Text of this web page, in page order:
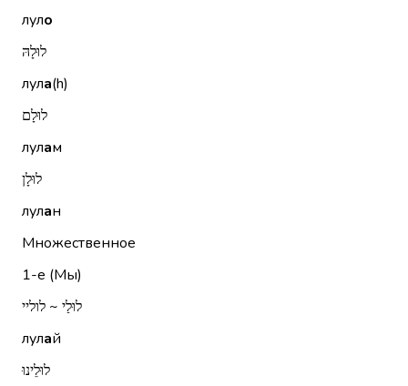
луло
לוּלָהּ
лула(h)
לוּלָם
лулам
לוּלָן
лулан
Множественное
1-е (Мы)
לוּלַי ~ לוליי
лулай
לוּלֵינוּ